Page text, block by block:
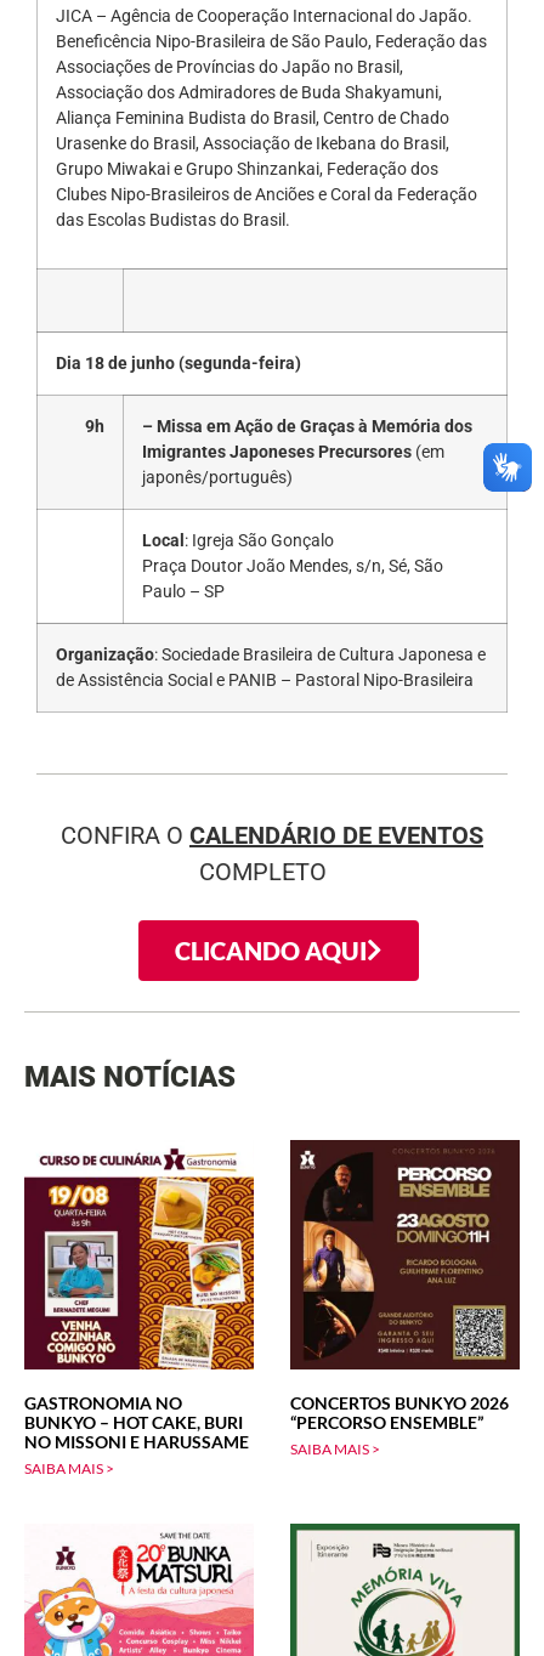
JICA – Agência de Cooperação Internacional do Japão.
Beneficência Nipo-Brasileira de São Paulo, Federação das
Associações de Províncias do Japão no Brasil,
Associação dos Admiradores de Buda Shakyamuni,
Aliança Feminina Budista do Brasil, Centro de Chado
Urasenke do Brasil, Associação de Ikebana do Brasil,
Grupo Miwakai e Grupo Shinzankai, Federação dos
Clubes Nipo-Brasileiros de Anciões e Coral da Federação
das Escolas Budistas do Brasil.
Dia 18 de junho (segunda-feira)
9h
– Missa em Ação de Graças à Memória dos
Imigrantes Japoneses Precursores (em
japonês/português)
Local : Igreja São Gonçalo
Praça Doutor João Mendes, s/n, Sé, São
Paulo – SP
Organização: Sociedade Brasileira de Cultura Japonesa e
de Assistência Social e PANIB – Pastoral Nipo-Brasileira
CONFIRA O CALENDÁRIO DE EVENTOS
COMPLETO
CLICANDO AQUI
MAIS NOTÍCIAS
GASTRONOMIA NO
BUNKYO – HOT CAKE, BURI
NO MISSONI E HARUSSAME
SAIBA MAIS >
CONCERTOS BUNKYO 2026
“PERCORSO ENSEMBLE”
SAIBA MAIS >